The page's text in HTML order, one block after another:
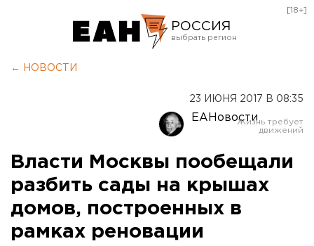
РОССИЯ
Оренбург
[18+]
← НОВОСТИ
23 ИЮНЯ 2017 В 08:35
ЕАНовости
Власти Москвы пообещали
разбить сады на крышах
домов, построенных в
рамках реновации